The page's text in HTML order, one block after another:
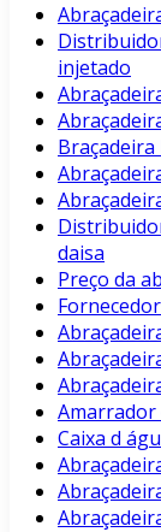
injetado
Braçadeira
daisa
Preço da
Amarrador
Caixa d